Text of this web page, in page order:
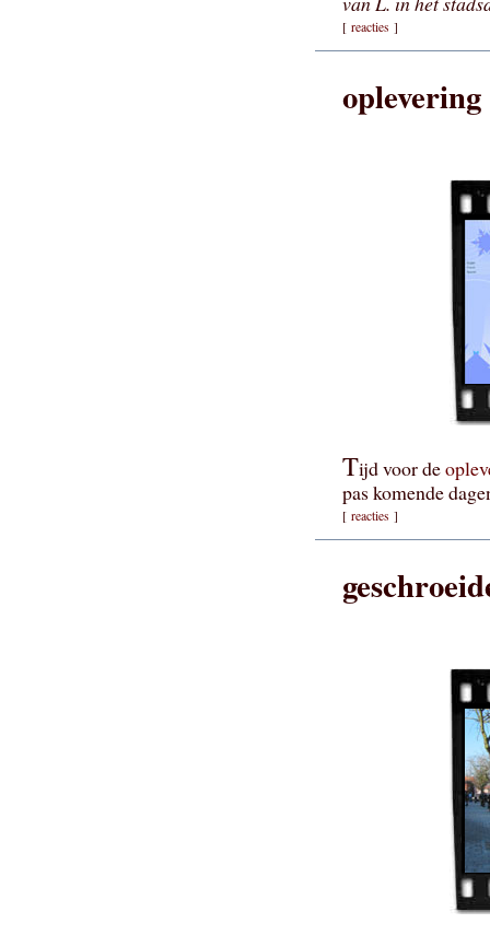
[ reacties ]
oplevering
Tijd voor de
pas komende
[ reacties ]